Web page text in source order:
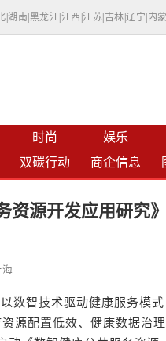
|湖南 黑龙江 江西 江苏 吉林 |辽宁 内
时尚 娱乐
双碳行动 商企信息
源开发应用研究》
海
数智技术驱动健康服务模式
源配置低效、健康数据治理